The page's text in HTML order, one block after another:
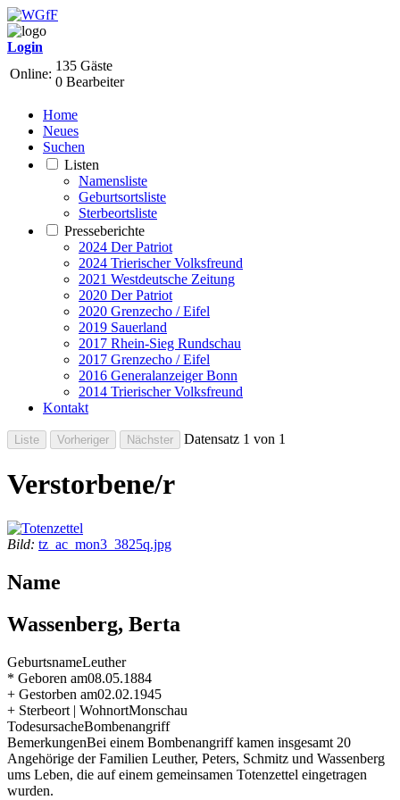
Login
Online:
135 Gäste
0 Bearbeiter
Home
Neues
Suchen
Listen
Namensliste
Geburtsortsliste
Sterbeortsliste
Presseberichte
2024 Der Patriot
2024 Trierischer Volksfreund
2021 Westdeutsche Zeitung
2020 Der Patriot
2020 Grenzecho / Eifel
2019 Sauerland
2017 Rhein-Sieg Rundschau
2017 Grenzecho / Eifel
2016 Generalanzeiger Bonn
2014 Trierischer Volksfreund
Kontakt
Datensatz 1 von 1
Verstorbene/r
Bild: tz_ac_mon3_3825q.jpg
Name
Wassenberg, Berta
GeburtsnameLeuther
* Geboren am08.05.1884
+ Gestorben am02.02.1945
+ Sterbeort | WohnortMonschau
TodesursacheBombenangriff
BemerkungenBei einem Bombenangriff kamen insgesamt 20
Angehörige der Familien Leuther, Peters, Schmitz und Wassenberg
ums Leben, die auf einem gemeinsamen Totenzettel eingetragen
wurden.